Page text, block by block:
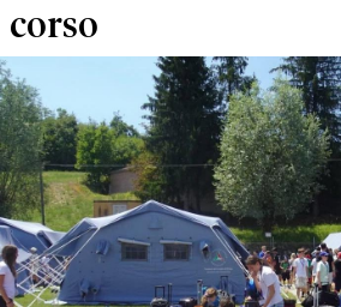
corso